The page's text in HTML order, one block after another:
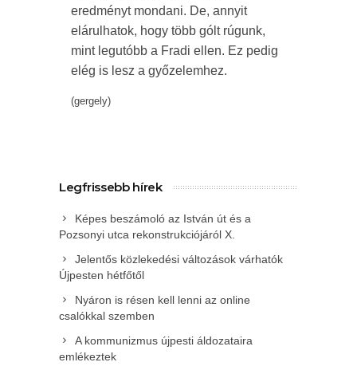
eredményt mondani. De, annyit
elárulhatok, hogy több gólt rúgunk,
mint legutóbb a Fradi ellen. Ez pedig
elég is lesz a győzelemhez.
(gergely)
Legfrissebb hírek
Képes beszámoló az István út és a
Pozsonyi utca rekonstrukciójáról X.
Jelentős közlekedési változások várhatók
Újpesten hétfőtől
Nyáron is résen kell lenni az online
csalókkal szemben
A kommunizmus újpesti áldozataira
emlékeztek